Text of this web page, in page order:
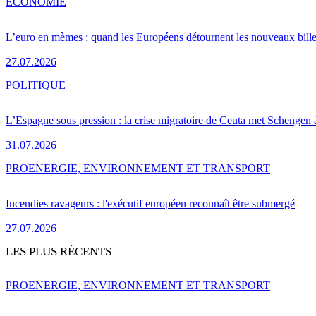
L’euro en mèmes : quand les Européens détournent les nouveaux
27.07.2026
L’Espagne sous pression : la crise migratoire de Ceuta met Schengen
31.07.2026
POLITIQUE
Incendies ravageurs : l'exécutif européen reconnaît être submergé
27.07.2026
PROENERGIE, ENVIRONNEMENT ET TRANSPORT
LES PLUS RÉCENTS
PROENERGIE, ENVIRONNEMENT ET TRANSPORT